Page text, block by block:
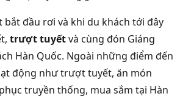
bắt đầu rơi và khi du khách tới đây
trượt tuyếtvà cùng đón Giáng
Hàn Quốc. Ngoài những điểm đến
động như trượt tuyết, ăn món
truyền thống, mua sắm tại Hàn